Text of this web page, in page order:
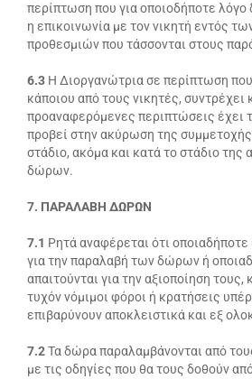
περίπτωση που για οποιοδήποτε λόγο
η επικοινωνία με τον νικητή εντός
προθεσμιών που τάσσονται στους
6.3 Η Διοργανώτρια σε περίπτωση
κάποιου από τους νικητές, συντρέχει
προαναφερόμενες περιπτώσεις έχει
προβεί στην ακύρωση της
στάδιο, ακόμα και κατά το στάδιο
δώρων.
7. ΠΑΡΑΛΑΒΗ ΔΩΡΩΝ
7.1 Ρητά αναφέρεται ότι οποιαδήποτε
για την παραλαβή των δώρων ή
απαιτούνται για την αξιοποίηση
τυχόν νόμιμοι φόροι ή κρατήσεις
επιβαρύνουν αποκλειστικά και εξ
7.2Τα δώρα παραλαμβάνονται από
με τις οδηγίες που θα τους δοθούν